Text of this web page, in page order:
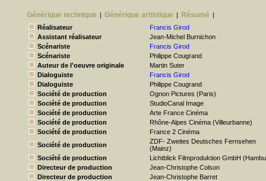
Générique technique | Générique artistique | Résumé |
Réalisateur
Francis Girod
Assistant réalisateur
Jean-Michel Burnichon
Scénariste
Francis Girod
Scénariste
Philippe Cougrand
Auteur de l'oeuvre originale
Martin Suter
Dialoguiste
Francis Girod
Dialoguiste
Philippe Cougrand
Société de production
Ognon Pictures (Paris)
Société de production
StudioCanal Image
Société de production
Arte France Cinéma
Société de production
Rhône-Alpes Cinéma (Villeurbanne)
Société de production
France 2 Cinéma
Société de production
ZDF- Zweites Deutsches Fernsehen
(Mainz)
Société de production
Lichtblick Filmproduktion GmbH
Directeur de production
Jean-Christophe Colson
Directeur de production
Jean-Christophe Barret